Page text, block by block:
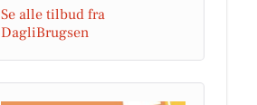
Se alle tilbud fra
DagliBrugsen